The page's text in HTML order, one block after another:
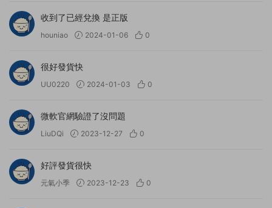
收到了已經兌換 是正版
houniao 2024-01-06 0
很好發貨快
UU0220 2024-01-03 0
微軟官網驗證了沒問題
LiuDQi 2023-12-27 0
好評發貨很快
元氣小季 2023-12-23 0